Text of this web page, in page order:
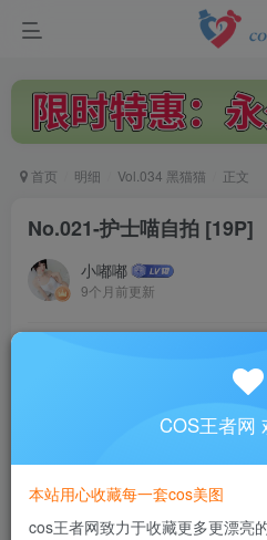
首页 明细 Vol.034 黑猫猫 正文
No.021-护士喵自拍 [19P]
小嘟嘟
9个月前更新
此内容为付费阅读，请付费后查看
黄金会员免费
COS王者网
本站用心收藏每一套cos美图
cos王者网致力于收藏更多更漂亮